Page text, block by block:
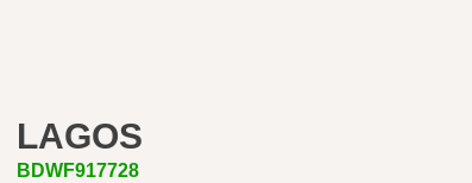
LAGOS
BDWF917728